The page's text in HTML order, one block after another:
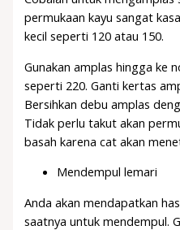
permukaan kayu sangat
kecil seperti 120 atau 150.
Gunakan amplas hingga ke
seperti 220. Ganti kertas
Bersihkan debu amplas
Tidak perlu takut akan
basah karena cat akan
Mendempul lemari
Anda akan mendapatkan
saatnya untuk mendempul.